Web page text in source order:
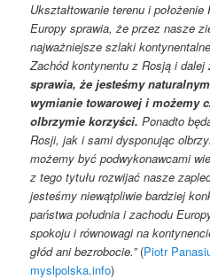
Ukształtowanie terenu i
Europy sprawia, że przez nasze
najważniejsze szlaki
Zachód kontynentu z Rosją i dalej
sprawia, że jesteśmy
wymianie towarowej i możemy
olbrzymie korzyści. Ponadto
Rosji, jak i sami dysponując
możemy być podwykonawcami
z tego tytułu rozwijać nasze
jesteśmy niewątpliwie bardziej
państwa południa i zachodu
spokoju i równowagi na
głód ani bezrobocie.”(Piotr
myslpolska.info)